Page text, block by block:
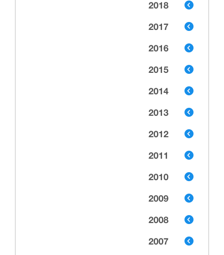
2018
2017
2016
2015
2014
2013
2012
2011
2010
2009
2008
2007